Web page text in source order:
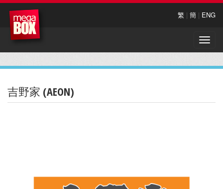
繁 | 簡 | ENG
Toggle
吉野家 (AEON)